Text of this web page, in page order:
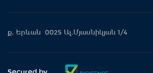
ք. Երևան 0025 Ալ.Մյասնիկյան 1/4